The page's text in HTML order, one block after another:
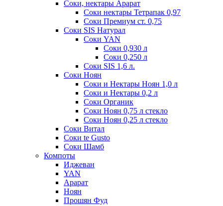
Соки, нектары Арарат
Соки нектары Тетрапак 0,97
Соки Премиум ст. 0,75
Соки SIS Натурал
Соки YAN
Соки 0,930 л
Соки 0,250 л
Соки SIS 1,6 л.
Соки Ноян
Соки и Нектары Ноян 1,0 л
Соки и Нектары 0,2 л
Соки Органик
Соки Ноян 0,75 л стекло
Соки Ноян 0,25 л стекло
Соки Витал
Соки te Gusto
Соки Шамб
Компоты
Иджеван
YAN
Арарат
Ноян
Прошян Фуд